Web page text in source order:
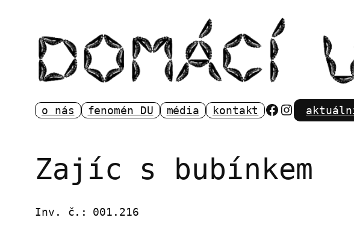
o nás fenomén DU média kontakt Facebook
Instagram
Zajíc s bubínkem
Inv. č.: 001.216